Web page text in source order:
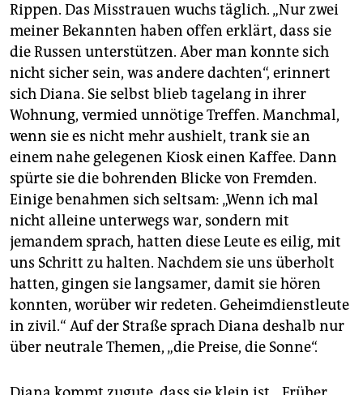
Rippen. Das Misstrauen wuchs täglich. „Nur zwei
meiner Bekannten haben offen erklärt, dass sie
die Russen unterstützen. Aber man konnte sich
nicht sicher sein, was andere dachten“, erinnert
sich Diana. Sie selbst blieb tagelang in ihrer
Wohnung, vermied unnötige Treffen. Manchmal,
wenn sie es nicht mehr aushielt, trank sie an
einem nahe gelegenen Kiosk einen Kaffee. Dann
spürte sie die bohrenden Blicke von Fremden.
Einige benahmen sich seltsam: „Wenn ich mal
nicht alleine unterwegs war, sondern mit
jemandem sprach, hatten diese Leute es eilig, mit
uns Schritt zu halten. Nachdem sie uns überholt
hatten, gingen sie langsamer, damit sie hören
konnten, worüber wir redeten. Geheimdienstleute
in zivil.“ Auf der Straße sprach Diana deshalb nur
über neutrale Themen, „die Preise, die Sonne“.